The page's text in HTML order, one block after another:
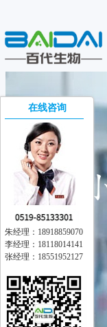
在线咨询
朱经理：18918859070
李经理：18118014141
张经理：18551952127
在线交流
离线留言